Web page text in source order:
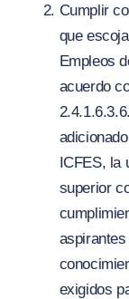
Cumplir
que
Empleos
acuerdo
ICFES, la
superior
exigidos